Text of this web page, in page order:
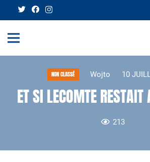
NON CLASSÉ Wojto 10
ET SI LECOMTE
213